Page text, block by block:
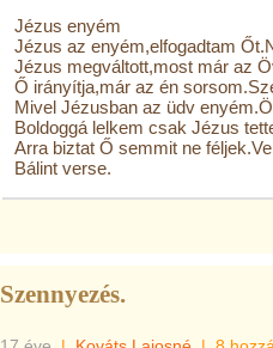
Jézus enyém
Jézus az enyém,elfogadtam
Jézus megváltott,most már az
Ő irányítja,már az én
Mivel Jézusban az üdv
Boldoggá lelkem csak Jézus
Arra biztat Ő semmit ne
Bálint verse.
Szennyezés.